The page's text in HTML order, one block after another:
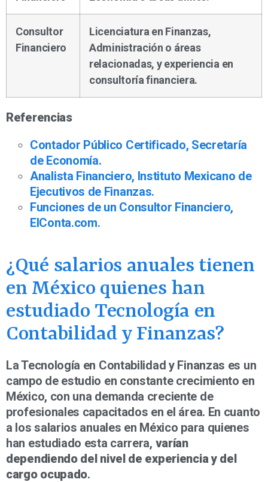
Consultor
Financiero
Licenciatura en Finanzas,
Administración o áreas
relacionadas, y experiencia en
consultoría financiera.
Referencias
Contador Público Certificado, Secretaría
de Economía.
Analista Financiero, Instituto Mexicano de
Ejecutivos de Finanzas.
Funciones de un Consultor Financiero,
ElConta.com.
¿Qué salarios anuales tienen
en México quienes han
estudiado Tecnología en
Contabilidad y Finanzas?
La Tecnología en Contabilidad y Finanzas es un
campo de estudio en constante crecimiento en
México, con una demanda creciente de
profesionales capacitados en el área. En cuanto
a los salarios anuales en México para quienes
han estudiado esta carrera, varían
dependiendo del nivel de experiencia y del
cargo ocupado.